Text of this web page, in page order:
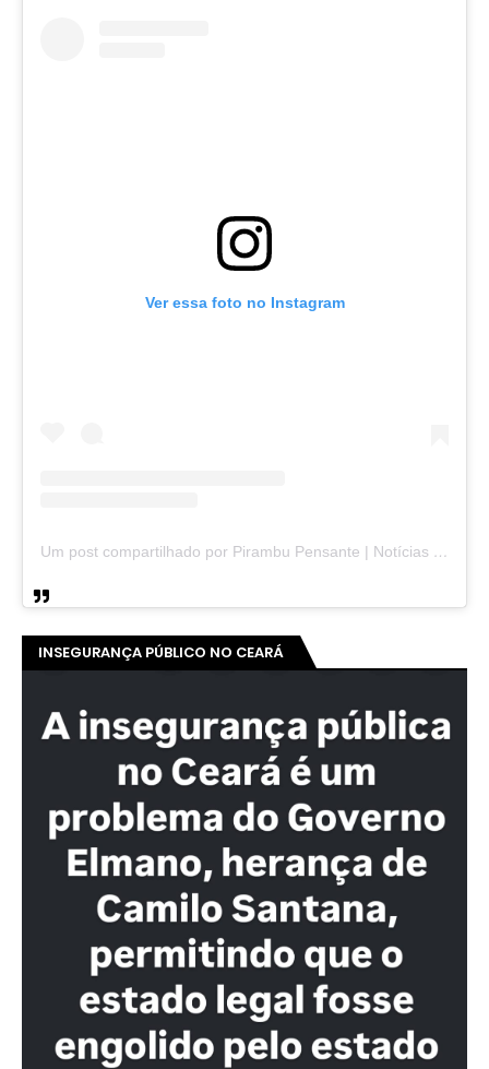
Ver essa foto no Instagram
Um post compartilhado por Pirambu Pensante | Notícias & Entretenimento (@pirambupensante)
INSEGURANÇA PÚBLICO NO CEARÁ